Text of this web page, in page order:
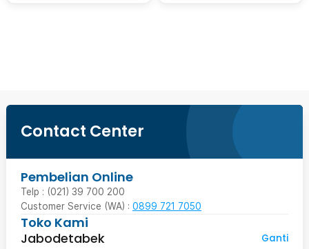
Contact Center
Pembelian Online
Telp : (021) 39 700 200
Customer Service (WA) : 0899 721 7050
Toko Kami
Jabodetabek
Ganti